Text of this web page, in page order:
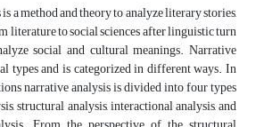
a method and theory to analyze literary stories,
literature to social sciences after linguistic turn
social and cultural meanings. Narrative
types and is categorized in different ways. In
narrative analysis is divided into four types
structural analysis, interactional analysis, and